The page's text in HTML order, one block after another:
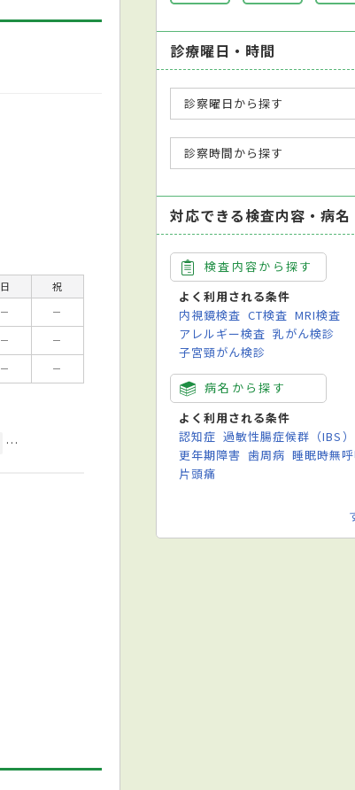
日
祝
－
－
－
－
－ －
トカード対応 日本小児歯科学会小児歯科専門医
レントゲン検査
診療曜日・時間
診察曜日から探す
診察時間から探す
対応できる検査内容・病名
検査内容から探す
よく利用される条件
内視鏡検査 CT検査 MRI検査
アレルギー検査 乳がん検診
子宮頸がん検診
病名から探す
よく利用される条件
認知症 過敏性腸症候群（IBS）
更年期障害 歯周病 睡眠時無
片頭痛